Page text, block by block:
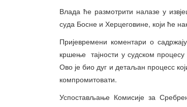
Влада ће размотрити налазе у
суда Босне и Херцеговине, који ће
Пријевремени коментари о
кршење тајности у судском процесу
Ово је био дуг и детаљан процесс
компромитовати.
Успостављање Комисије за